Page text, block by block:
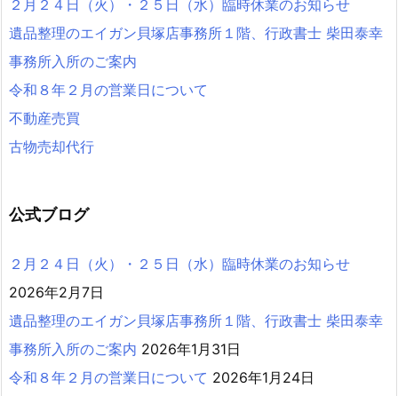
２月２４日（火）・２５日（水）臨時休業のお知らせ
遺品整理のエイガン貝塚店事務所１階、行政書士 柴田泰幸
事務所入所のご案内
令和８年２月の営業日について
不動産売買
古物売却代行
公式ブログ
２月２４日（火）・２５日（水）臨時休業のお知らせ
2026年2月7日
遺品整理のエイガン貝塚店事務所１階、行政書士 柴田泰幸
事務所入所のご案内 2026年1月31日
令和８年２月の営業日について 2026年1月24日